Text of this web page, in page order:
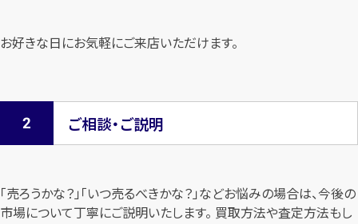
お好きな日にお気軽にご来店いただけます。
ご相談・ご説明
「売ろうかな？」「いつ売るべきかな？」などお悩みの場合は、今後の
市場について丁寧にご説明いたします。 買取方法や査定方法もし